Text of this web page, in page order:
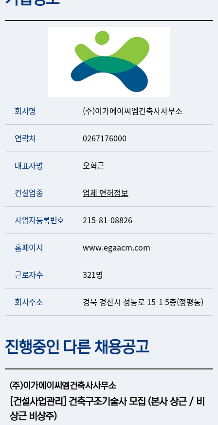
회사명 (주)이가에이씨엠건축사사무소
연락처 0267176000
대표자명 오혁근
건설업종 업체 면허정보
사업자등록번호 215-81-08826
홈페이지 www.egaacm.com
근로자수 321명
회사주소 경북 경산시 성동로 15-1 5층(정평동)
진행중인 다른 채용공고
(주)이가에이씨엠건축사사무소
[건설사업관리] 건축구조기술사 모집 (본사 상근 / 비
상근 비상주)